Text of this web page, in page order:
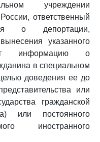
учреждении
ответственный
о депортации,
указанного
информацию о
в специальном
доведения ее до
или
гражданской
или постоянного
иностранного